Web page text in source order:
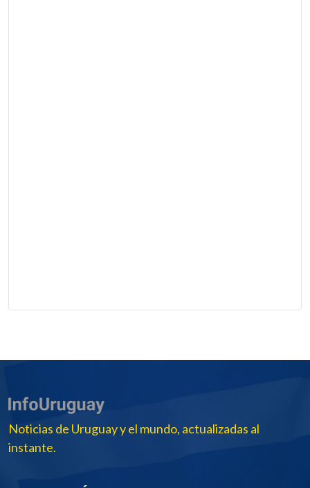
Noticias de Uruguay y el mundo, actualizadas al
instante.